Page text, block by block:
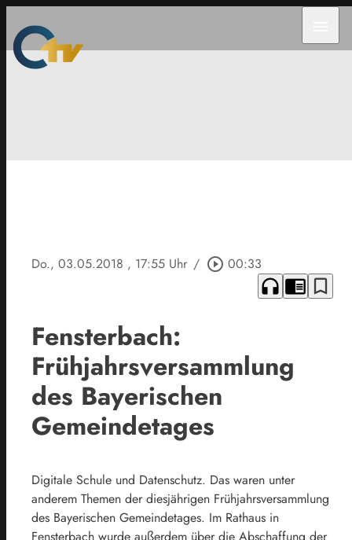
Do., 03.05.2018 , 17:55 Uhr / play_circle_outline 00:33
headphones chrome_reader_mode bookmark_border
Fensterbach:
Frühjahrsversammlung
des Bayerischen
Gemeindetages
Digitale Schule und Datenschutz. Das waren unter
anderem Themen der diesjährigen Frühjahrsversammlung
des Bayerischen Gemeindetages. Im Rathaus in
Fensterbach wurde außerdem über die Abschaffung der